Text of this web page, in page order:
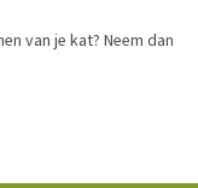
van je kat? Neem dan